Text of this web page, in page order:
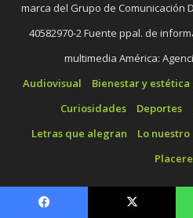
marca del Grupo de Comunicación
40582970-2 Fuente ppal. de
multimedia América:
Audiovisual
Bienestar y estética
Curiosidades
Deportes
Letras que alegran
Lo nuestro